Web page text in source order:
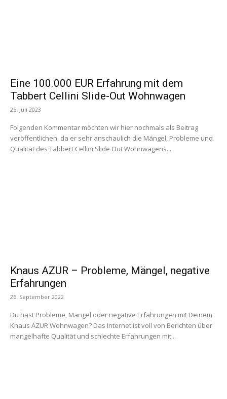
Eine 100.000 EUR Erfahrung mit dem
Tabbert Cellini Slide-Out Wohnwagen
25. Juli 2023
Folgenden Kommentar möchten wir hier nochmals als Beitrag
veröffentlichen, da er sehr anschaulich die Mängel, Probleme und
Qualität des Tabbert Cellini Slide Out Wohnwagens...
Knaus AZUR – Probleme, Mängel, negative
Erfahrungen
26. September 2022
Du hast Probleme, Mängel oder negative Erfahrungen mit Deinem
Knaus AZUR Wohnwagen? Das Internet ist voll von Berichten über
mangelhafte Qualität und schlechte Erfahrungen mit...